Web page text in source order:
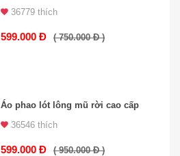
36779 thích
599.000 Đ ( 750.000 Đ )
Áo phao lót lông mũ rời cao cấp
36546 thích
599.000 Đ ( 950.000 Đ )